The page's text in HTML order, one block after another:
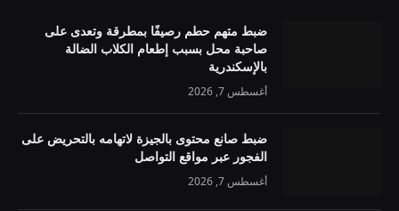
ضبط متهم حطم رصيفًا بمطرقة وتعدى على
صاحبة محل بسبب إطعام الكلاب الضالة
بالإسكندرية
أغسطس 7, 2026
ضبط صانع محتوى بالجيزة لاتهامه بالتحريض على
الفجور عبر مواقع التواصل
أغسطس 7, 2026